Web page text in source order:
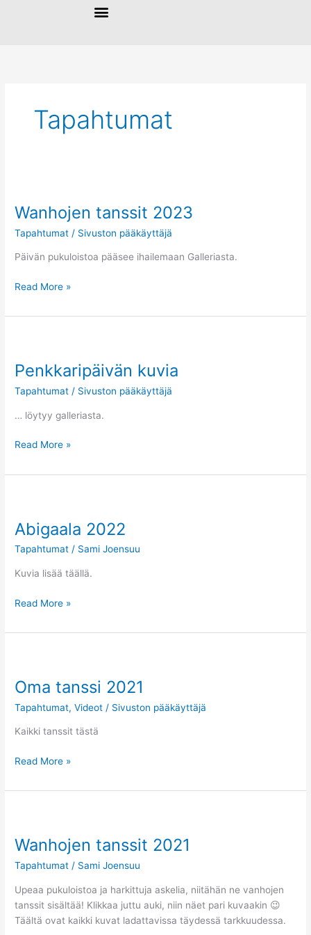
Tapahtumat
Wanhojen tanssit 2023
Tapahtumat / Sivuston pääkäyttäjä
Päivän pukuloistoa pääsee ihailemaan Galleriasta.
2023
Read More »
Penkkaripäivän kuvia
Tapahtumat / Sivuston pääkäyttäjä
… löytyy galleriasta.
Read More »
Abigaala 2022
Tapahtumat / Sami Joensuu
Kuvia lisää täällä.
Read More »
Oma tanssi 2021
Tapahtumat,Videot / Sivuston pääkäyttäjä
Kaikki tanssit tästä
2021
Read More »
Wanhojen tanssit 2021
Tapahtumat / Sami Joensuu
Upeaa pukuloistoa ja harkittuja askelia, niitähän ne vanhojen
tanssit sisältää! Klikkaa juttu auki, niin näet pari kuvaakin 😉
Täältä ovat kaikki kuvat ladattavissa täydessä tarkkuudessa.
2021